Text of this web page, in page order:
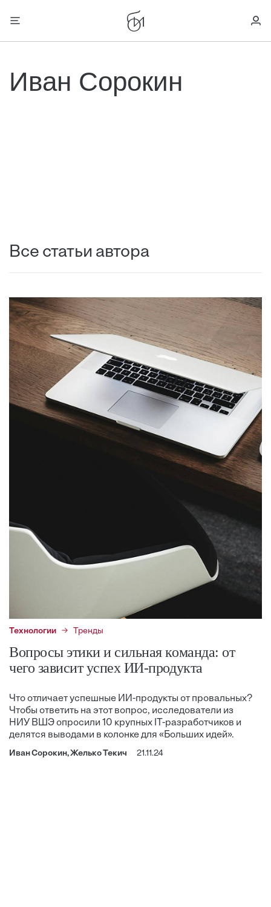
Иван Сорокин
Все статьи автора
Технологии Тренды
Вопросы этики и сильная команда: от
чего зависит успех ИИ-продукта
Что отличает успешные ИИ-продукты от провальных?
Чтобы ответить на этот вопрос, исследователи из
НИУ ВШЭ опросили 10 крупных IT-разработчиков и
делятся выводами в колонке для «Больших идей».
Иван Сорокин, Желько Текич 21.11.24